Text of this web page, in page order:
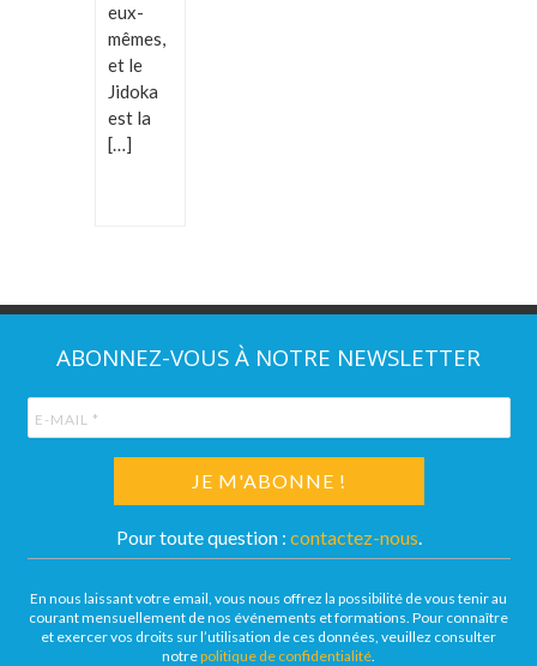
eux-
mêmes,
et le
Jidoka
est la
[…]
ABONNEZ-VOUS À NOTRE NEWSLETTER
Pour toute question : contactez-nous.
En nous laissant votre email, vous nous offrez la possibilité de vous tenir au
courant mensuellement de nos événements et formations. Pour connaître
et exercer vos droits sur l’utilisation de ces données, veuillez consulter
notrepolitique de confidentialité